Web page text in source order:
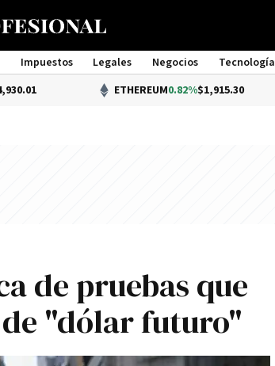
Impuestos Legales Negocios Tecnología
ETHEREUM0.82%$1,915.30
de pruebas que
"dólar futuro"